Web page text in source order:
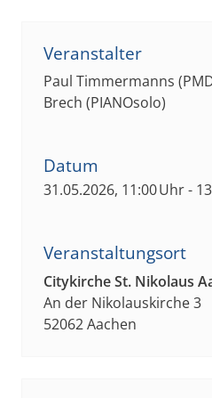
Veranstalter
Paul Timmermanns
Brech (PIANOsolo)
Datum
31.05.2026, 11:00 Uhr -
Veranstaltungsort
Citykirche St. Nikolaus
An der Nikolauskirche 3
52062 Aachen